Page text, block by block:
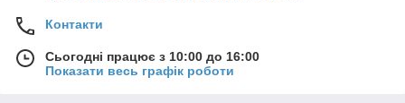
Контакти
Сьогодні працює з 10:00 до 16:00
Показати весь графік роботи